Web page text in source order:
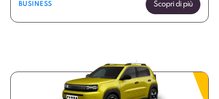
BUSINESS Scopri di più